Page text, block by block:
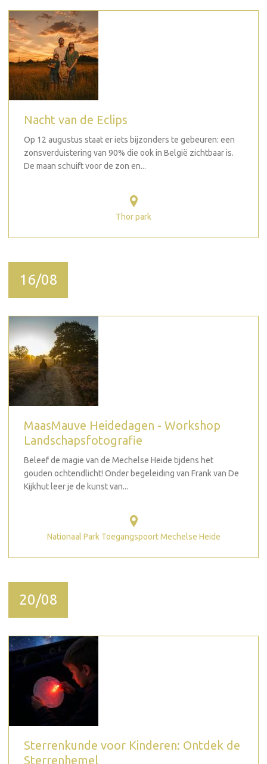
Nacht van de Eclips
Op 12 augustus staat er iets bijzonders te gebeuren: een
zonsverduistering van 90% die ook in België zichtbaar is.
De maan schuift voor de zon en...
Thor park
16/08
MaasMauve Heidedagen - Workshop
Landschapsfotografie
Beleef de magie van de Mechelse Heide tijdens het
gouden ochtendlicht! Onder begeleiding van Frank van De
Kijkhut leer je de kunst van...
Nationaal Park Toegangspoort Mechelse Heide
20/08
Sterrenkunde voor Kinderen: Ontdek de
Sterrenhemel